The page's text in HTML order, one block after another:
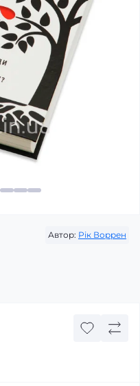
Автор: Рік Воррен